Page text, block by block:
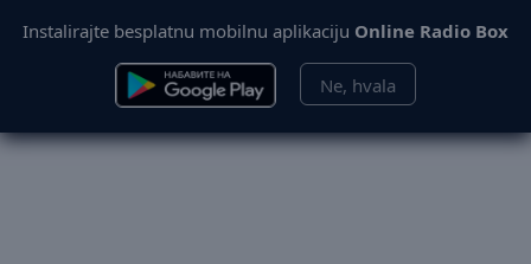
Instalirajte besplatnu mobilnu aplikaciju Online Radio Box
Ne, hvala